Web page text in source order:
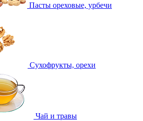
Пасты ореховые, урбечи
Сухофрукты, орехи
Чай и травы